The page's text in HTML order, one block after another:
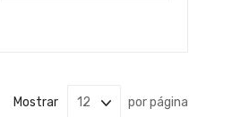
Mostrar por página